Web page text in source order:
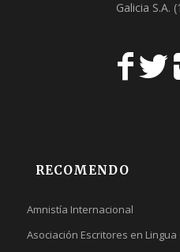
Galicia S.A.
RECOMENDO
Amnistía Internacional
Asociación Escritores en Lingua